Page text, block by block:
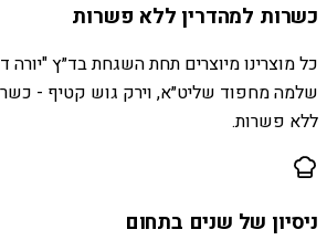
כשרות למהדרין ללא פשרות
כל מוצרינו מיוצרים תחת השגחת בד״ץ
שלמה מחפוד שליט״א, וירק גוש קטיף -
ללא פשרות.
ניסיון של שנים בתחום